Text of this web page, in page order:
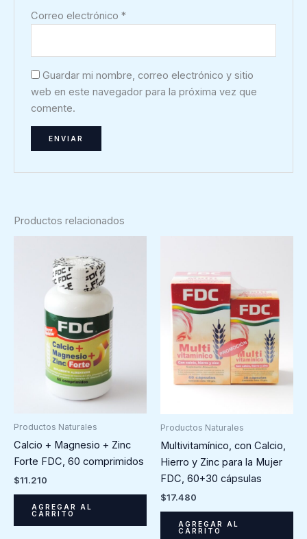
Correo electrónico*
Guardar mi nombre, correo electrónico y sitio
web en este navegador para la próxima vez que
comente.
Productos relacionados
Productos Naturales
Calcio + Magnesio + Zinc
Forte FDC, 60 comprimidos
$11.210
AGREGAR AL
CARRITO
Productos Naturales
Multivitamínico, con Calcio,
Hierro y Zinc para la Mujer
FDC, 60+30 cápsulas
$17.480
AGREGAR AL
CARRITO